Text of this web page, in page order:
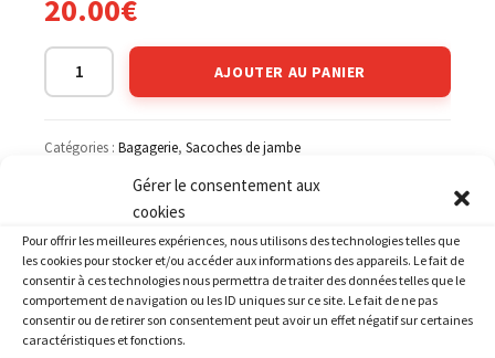
Gérer le consentement aux
cookies
Pour offrir les meilleures expériences, nous utilisons des technologies telles que
les cookies pour stocker et/ou accéder aux informations des appareils. Le fait de
consentir à ces technologies nous permettra de traiter des données telles que le
comportement de navigation ou les ID uniques sur ce site. Le fait de ne pas
consentir ou de retirer son consentement peut avoir un effet négatif sur certaines
caractéristiques et fonctions.
20.00€
AJOUTER AU PANIER
Catégories : Bagagerie, Sacoches de jambe
PRODUITS SIMILAIRES